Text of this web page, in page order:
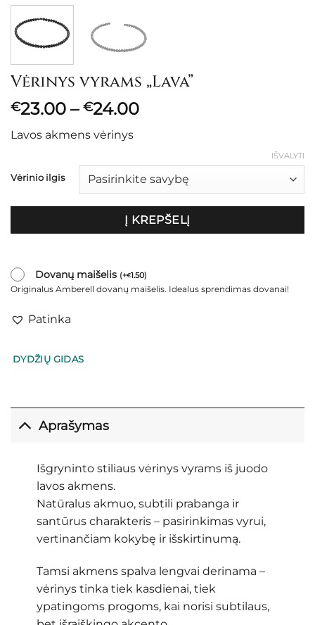
Vėrinys vyrams „Lava”
€23.00 – €24.00Price
€24.00
Lavos akmens vėrinys
Vėrinio ilgis
IŠVALYTI
Į KREPŠELĮ
Dovanų maišelis (+€1.50)
Originalus Amberell dovanų maišelis. Idealus sprendimas dovanai!
Patinka
DYDŽIŲ GIDAS
Aprašymas
Išgryninto stiliaus vėrinys vyrams iš juodo
lavos akmens.
Natūralus akmuo, subtili prabanga ir
santūrus charakteris – pasirinkimas vyrui,
vertinančiam kokybę ir išskirtinumą.
Tamsi akmens spalva lengvai derinama –
vėrinys tinka tiek kasdienai, tiek
ypatingoms progoms, kai norisi subtilaus,